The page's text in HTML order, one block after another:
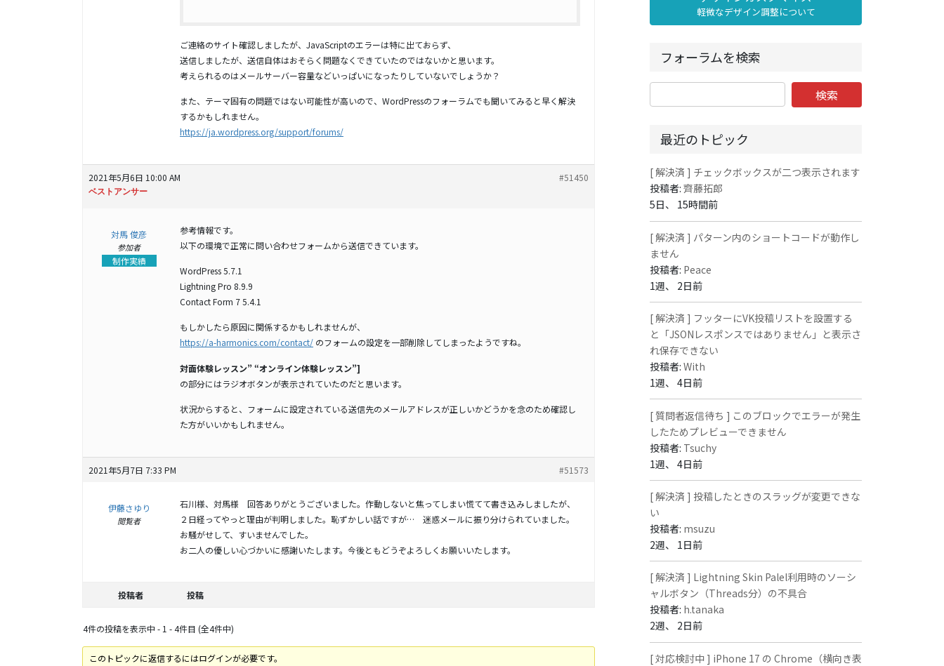
ご連絡のサイト確認しましたが、JavaScriptのエラーは特に出ておらず、
送信しましたが、送信自体はおそらく問題なくできていたのではないかと思います。
考えられるのはメールサーバー容量などいっぱいになったりしていないでしょうか？
また、テーマ固有の問題ではない可能性が高いので、WordPressのフォーラムでも聞いてみると早く解決
するかもしれません。
https://ja.wordpress.org/support/forums/
2021年5月6日 10:00 AM #51450
ベストアンサー
対馬 俊彦
参加者
制作実績
参考情報です。
以下の環境で正常に問い合わせフォームから送信できています。
WordPress 5.7.1
Lightning Pro 8.9.9
Contact Form 7 5.4.1
もしかしたら原因に関係するかもしれませんが、
https://a-harmonics.com/contact/ のフォームの設定を一部削除してしまったようですね。
対面体験レッスン” “オンライン体験レッスン”]
の部分にはラジオボタンが表示されていたのだと思います。
状況からすると、フォームに設定されている送信先のメールアドレスが正しいかどうかを念のため確認し
た方がいいかもしれません。
2021年5月7日 7:33 PM #51573
伊藤さゆり
閲覧者
石川様、対馬様 回答ありがとうございました。作動しないと焦ってしまい慌てて書き込みしましたが、
２日経ってやっと理由が判明しました。恥ずかしい話ですが… 迷惑メールに振り分けられていました。
お騒がせして、すいませんでした。
お二人の優しい心づかいに感謝いたします。今後ともどうぞよろしくお願いいたします。
投稿者 投稿
4件の投稿を表示中 - 1 - 4件目 (全4件中)
このトピックに返信するにはログインが必要です。
軽微なデザイン調整について
フォーラムを検索
最近のトピック
[ 解決済 ] チェックボックスが二つ表示されます
投稿者:齊藤拓郎
5日、 15時間前
[ 解決済 ] パターン内のショートコードが動作し
ません
投稿者: Peace
1週、 2日前
[ 解決済 ] フッターにVK投稿リストを設置する
と「JSONレスポンスではありません」と表示さ
れ保存できない
投稿者:With
1週、 4日前
[ 質問者返信待ち ] このブロックでエラーが発生
したためプレビューできません
投稿者: Tsuchy
1週、 4日前
[ 解決済 ] 投稿したときのスラッグが変更できな
い
投稿者: msuzu
2週、 1日前
[ 解決済 ] Lightning Skin Palel利用時のソーシ
ャルボタン（Threads分）の不具合
投稿者: h.tanaka
2週、 2日前
[ 対応検討中 ] iPhone 17 の Chrome（横向き表